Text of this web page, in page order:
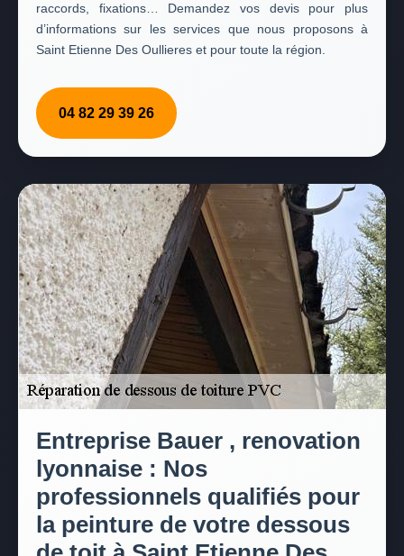
raccords, fixations… Demandez vos devis pour plus
d’informations sur les services que nous proposons à
Saint Etienne Des Oullieres et pour toute la région.
04 82 29 39 26
Entreprise Bauer , renovation
lyonnaise : Nos
professionnels qualifiés pour
la peinture de votre dessous